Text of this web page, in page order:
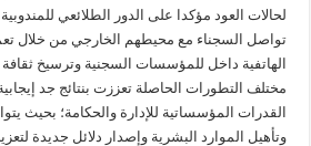
لحالات العود مؤكدا على الدور الطلائعي
تواصل السجناء مع محيطهم الخارجي من خلال
الهاتفية داخل للمؤسسات السجنية وترسيخ
مختلف التطورات الحاصلة تعززت بنتائج جد
القدرات المؤسساتية للإدارة والحكامة؛ بحيث
وتأهيل الموارد البشرية وإصدار دلائل جديدة